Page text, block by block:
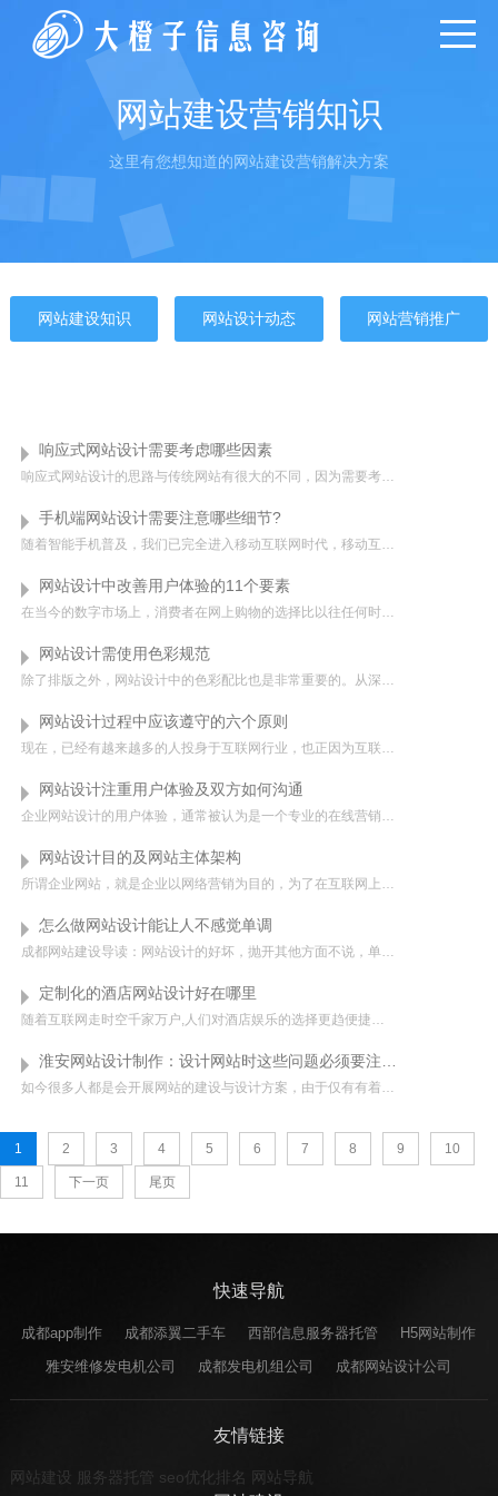
网站建设营销知识
这里有您想知道的网站建设营销解决方案
网站建设知识 网站设计动态 网站营销推广
响应式网站设计需要考虑哪些因素
响应式网站设计的思路与传统网站有很大的不同，因为需要考虑PC、平板电脑、手机等终端的兼容性和自适应性。有很多事情需要考虑，所以我们不能随意设计。我们需要遵循响应性基本思维，为以下功能的实现铺平道路。那...
手机端网站设计需要注意哪些细节?
随着智能手机普及，我们已完全进入移动互联网时代，移动互联网时代移动端网站必不可少，除了直观的网站设计外，站长们也需要在网站的细节上下功夫，那么，手机端网站设计需要注意哪些细节?下面...
网站设计中改善用户体验的11个要素
在当今的数字市场上，消费者在网上购物的选择比以往任何时候都多。几乎所有能想到的产品或服务都唾手可得，这意味着每一家在线企业都必须找到一种方法，说服消费者选择它们，而不是其他企业。较好的方法之一是提供直...
网站设计需使用色彩规范
除了排版之外，网站设计中的色彩配比也是非常重要的。从深度分析的来说的话颜色也是有性格的，不同的颜色会彰显出不同的感觉，这主要还是和我们人类对颜色的认知是有直接关系的。成都网站设计创新互联认为很多色彩的...
网站设计过程中应该遵守的六个原则
现在，已经有越来越多的人投身于互联网行业，也正因为互联网行业给人们带来的便利，所以各大行业也开始利用互联网来进行宣传。可以看到，如今很多大中小企业都利用互联网进行公司的推广和品牌的产品的销售，所以这也...
网站设计注重用户体验及双方如何沟通
企业网站设计的用户体验，通常被认为是一个专业的在线营销和营销人员，对于普通用户，通常会说看看我的网站，一般来讲，这意味着该网站设计的应该是比较好看的，另一层意味着我制作的网站很有用，它不能没用，也就是...
网站设计目的及网站主体架构
所谓企业网站，就是企业以网络营销为目的，为了在互联网上进行企业宣传，节约宣传成本，增加宣传方式而建设的网站。那么沈阳企业网站建设又分哪几种类型呢？一、普及型网站每个企业都可以根据自身要求确定信息的发布...
怎么做网站设计能让人不感觉单调
成都网站建设导读：网站设计的好坏，抛开其他方面不说，单单就从网站的设计来说，一眼让人感觉不同，这样的网站都会给人留下一种想要自己看看。网站设计师都希望让自己的网站能够给人一种内在品质，不断的从多方面去...
定制化的酒店网站设计好在哪里
随着互联网走时空千家万户,人们对酒店娱乐的选择更趋便捷化,大部分人们在消费前都会先在网络中查询相关资料信息，这时候酒店的网站就像是一张名片，代表了酒店的往上形象，也会让顾客进行消费取向，一个美观有价值的...
淮安网站设计制作：设计网站时这些问题必须要注意！
如今很多人都是会开展网站的建设与设计方案，由于仅有有着自身的网址，才可以将自身的公司与品牌营销出来，而且能更强的与顾客开展沟通交流，那样才可以了解本身商品的不够，为了更好地可以做到那样的实际效果，就务...
1 2 3 4 5 6 7 8 9 10
11 下一页 尾页
快速导航
成都app制作 成都添翼二手车 西部信息服务器托管
H5网站制作
雅安维修发电机公司
成都发电机组公司 成都网站设计公司
友情链接
网站建设 服务器托管 seo优化排名 网站导航